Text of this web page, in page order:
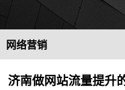
网络营销
济南做网站流量提升